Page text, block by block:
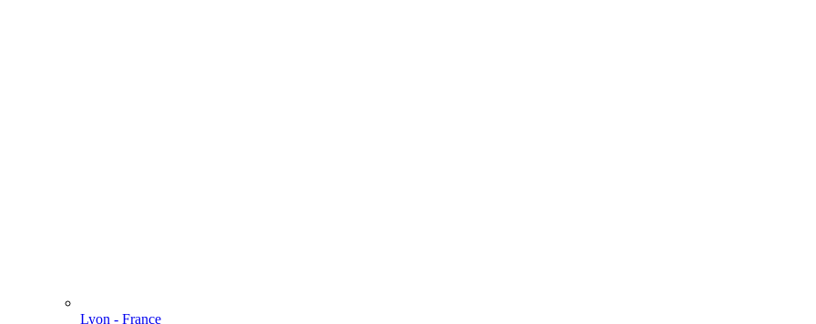
Lyon - France